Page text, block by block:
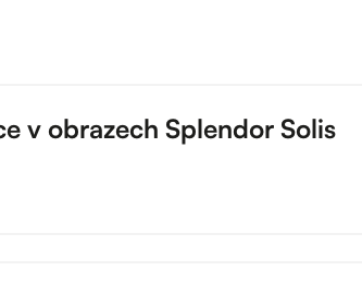
v obrazech Splendor Solis